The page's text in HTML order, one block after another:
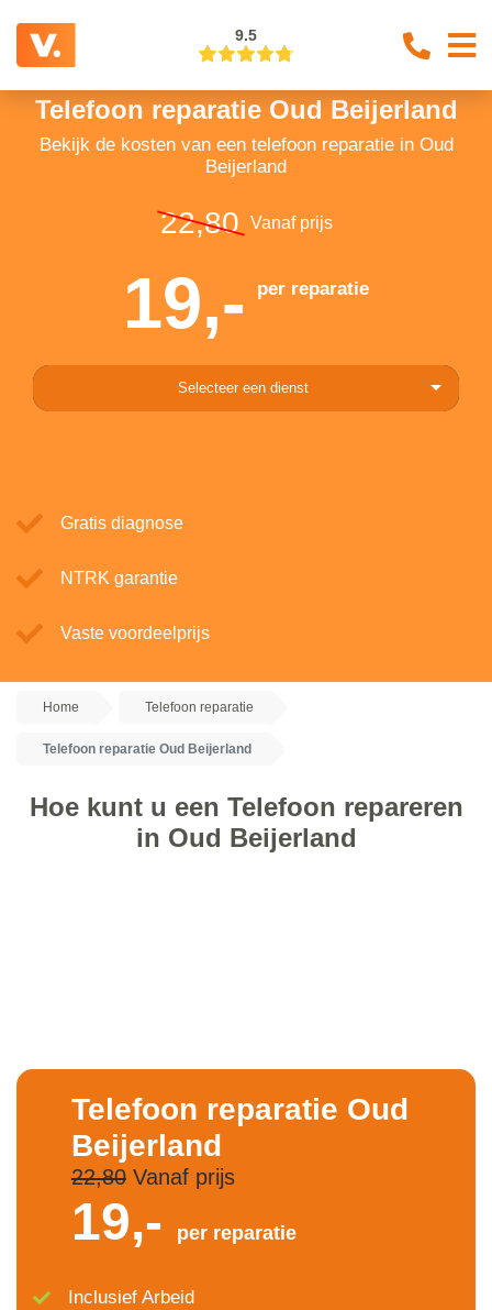
9.5
Telefoon reparatie Oud Beijerland
Bekijk de kosten van een telefoon reparatie in Oud
Beijerland
22,80 Vanaf prijs
19,- per reparatie
Selecteer een dienst
Gratis diagnose
NTRK garantie
Vaste voordeelprijs
Home Telefoon reparatie
Telefoon reparatie Oud Beijerland
Hoe kunt u een Telefoon repareren
in Oud Beijerland
Telefoon reparatie Oud
Beijerland
22,80Vanaf prijs
19,- per reparatie
Inclusief Arbeid